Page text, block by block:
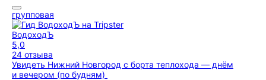
групповая
ВодоходЪ
5,0
24 отзыва
Увидеть Нижний Новгород с борта теплохода — днём
и вечером (по будням)